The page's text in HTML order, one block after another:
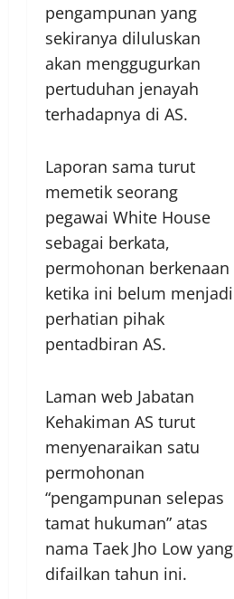
pengampunan yang
sekiranya diluluskan
akan menggugurkan
pertuduhan jenayah
terhadapnya di AS.
Laporan sama turut
memetik seorang
pegawai White House
sebagai berkata,
permohonan berkenaan
ketika ini belum menjadi
perhatian pihak
pentadbiran AS.
Laman web Jabatan
Kehakiman AS turut
menyenaraikan satu
permohonan
“pengampunan selepas
tamat hukuman” atas
nama Taek Jho Low yang
difailkan tahun ini.